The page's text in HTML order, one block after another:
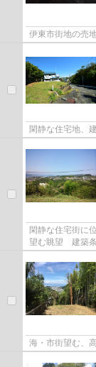
伊東市街地の売
閑静な住宅地、
閑静な住宅街に
望む眺望 建築
海・市街望む、